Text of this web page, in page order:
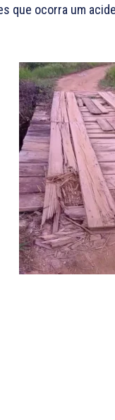
que ocorra um